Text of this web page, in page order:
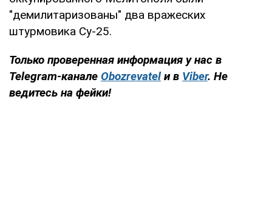
"демилитаризованы" два вражеских
штурмовика Су-25.
Только проверенная информация у нас в
Telegram-канале Obozrevatel и в Viber. Не
ведитесь на фейки!